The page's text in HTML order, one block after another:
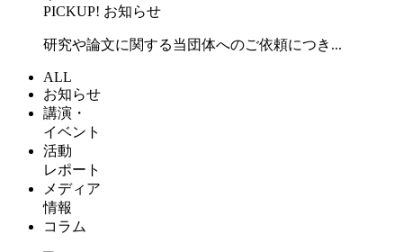
PICKUP! お知らせ
研究や論文に関する当団体へのご依頼につき...
ALL
お知らせ
講演・
イベント
活動
レポート
メディア
情報
コラム